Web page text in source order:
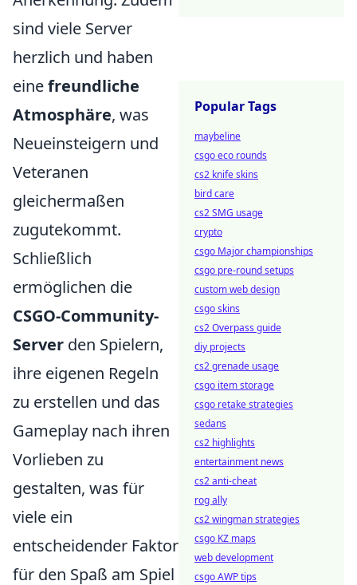
sind viele Server
herzlich und haben
einefreundliche
Atmosphäre, was
Neueinsteigern und
Veteranen
gleichermaßen
zugutekommt.
Schließlich
ermöglichen die
CSGO-Community-
Server den Spielern,
ihre eigenen Regeln
zu erstellen und das
Gameplay nach ihren
Vorlieben zu
gestalten, was für
viele ein
entscheidender Faktor
für den Spaß am Spiel
Popular Tags
maybeline
csgo eco rounds
cs2 knife skins
bird care
cs2 SMG usage
crypto
csgo Major championships
csgo pre-round setups
custom web design
csgo skins
cs2 Overpass guide
diy projects
cs2 grenade usage
csgo item storage
csgo retake strategies
sedans
cs2 highlights
entertainment news
cs2 anti-cheat
rog ally
cs2 wingman strategies
csgo KZ maps
web development
csgo AWP tips